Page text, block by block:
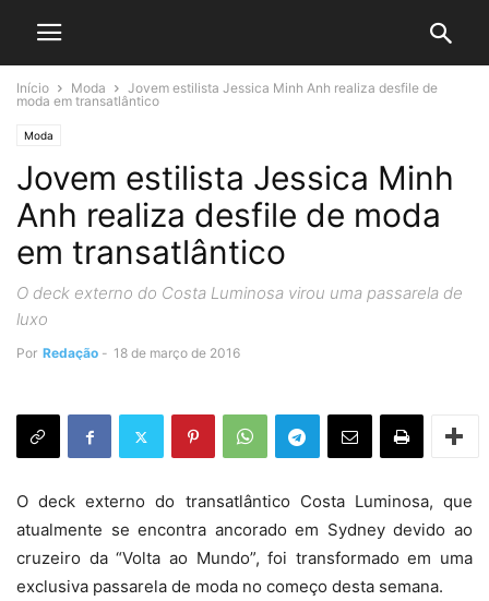
Início Moda
Jovem estilista Jessica Minh Anh realiza desfile de
moda em transatlântico
Moda
Jovem estilista Jessica Minh
Anh realiza desfile de moda
em transatlântico
O deck externo do Costa Luminosa virou uma passarela de
luxo
Por Redação - 18 de março de 2016
O deck externo do transatlântico Costa Luminosa, que
atualmente se encontra ancorado em Sydney devido ao
cruzeiro da “Volta ao Mundo”, foi transformado em uma
exclusiva passarela de moda no começo desta semana.